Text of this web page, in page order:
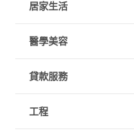
居家生活
醫學美容
貸款服務
工程